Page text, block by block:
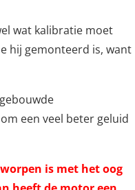
wat kalibratie moet
hij gemonteerd is, want
een veel beter geluid
is met het oog